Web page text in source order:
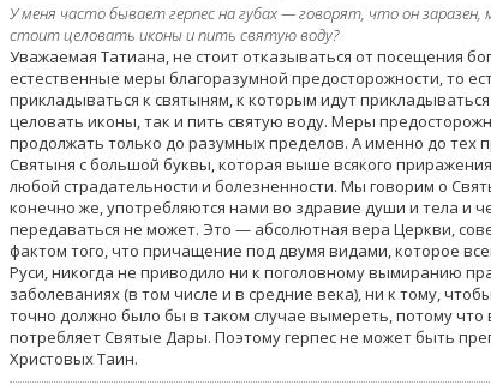
У меня часто бывает герпес на губах — говорят, что он
стоит целовать иконы и пить святую воду?
Уважаемая Татиана, не стоит отказываться от посещения
естественные меры благоразумной предосторожности, то
прикладываться к святыням, к которым идут
целовать иконы, так и пить святую воду. Меры
продолжать только до разумных пределов. А именно до тех
Святыня с большой буквы, которая выше всякого
любой страдательности и болезненности. Мы говорим о
конечно же, употребляются нами во здравие души и тела и
передаваться не может. Это — абсолютная вера Церкви,
фактом того, что причащение под двумя видами, которое
Руси, никогда не приводило ни к поголовному вымиранию
заболеваниях (в том числе и в средние века), ни к тому,
точно должно было бы в таком случае вымереть, потому что
потребляет Святые Дары. Поэтому герпес не может быть
Христовых Таин.